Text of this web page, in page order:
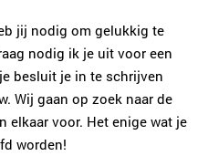
jij nodig om gelukkig te
nodig ik je uit voor een
besluit je in te schrijven
Wij gaan op zoek naar de
elkaar voor. Het enige wat je
worden!
Gennip
|email